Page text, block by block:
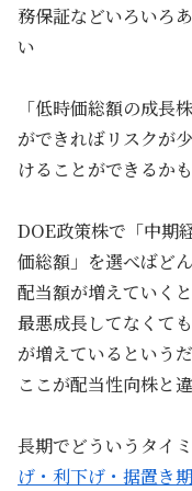
務保証などいろいろ
い
「低時価総額の成長
ができればリスクが
けることができるか
DOE政策株で「中期
価総額」を選べばど
配当額が増えていく
最悪成長してなくて
が増えているという
ここが配当性向株と
長期でどういうタイ
げ・利下げ・据置き